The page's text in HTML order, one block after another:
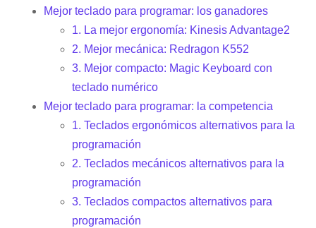
Mejor teclado para programar: los ganadores
1. La mejor ergonomía: Kinesis Advantage2
2. Mejor mecánica: Redragon K552
3. Mejor compacto: Magic Keyboard con
teclado numérico
Mejor teclado para programar: la competencia
1. Teclados ergonómicos alternativos para la
programación
2. Teclados mecánicos alternativos para la
programación
3. Teclados compactos alternativos para
programación